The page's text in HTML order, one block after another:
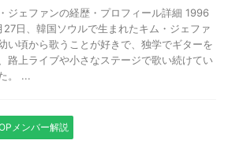
ジェファンの経歴・プロフィール詳細 1996
27日、韓国ソウルで生まれたキム・ジェファ
い頃から歌うことが好きで、独学でギターを
路上ライブや小さなステージで歌い続けてい
。 ...
メンバー解説